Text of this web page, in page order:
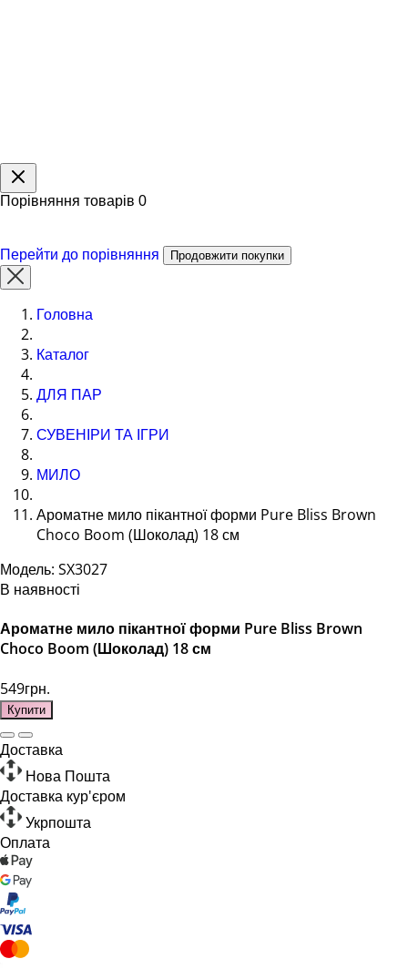
Порівняння товарів 0
Перейти до порівняння Продовжити покупки
Головна
Каталог
ДЛЯ ПАР
СУВЕНІРИ ТА ІГРИ
МИЛО
Ароматне мило пікантної форми Pure Bliss Brown
Choco Boom (Шоколад) 18 см
Модель: SX3027
В наявності
Ароматне мило пікантної форми Pure Bliss Brown
Choco Boom (Шоколад) 18 см
549грн.
Купити
Доставка
Нова Пошта
Доставка кур'єром
Укрпошта
Оплата